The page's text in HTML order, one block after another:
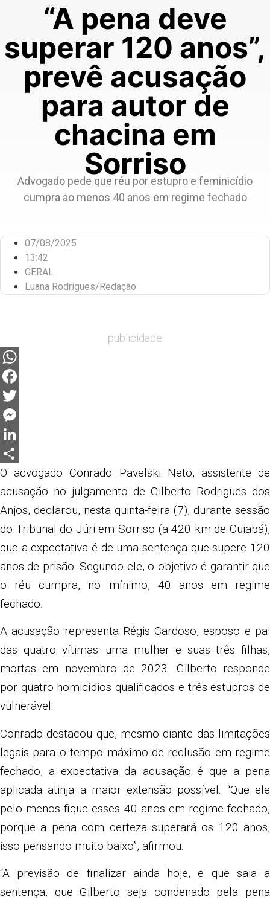
“A pena deve
superar 120 anos”,
prevê acusação
para autor de
chacina em
Sorriso
Advogado pede que réu por estupro e feminicídio
cumpra ao menos 40 anos em regime fechado
07/08/2025
13:42
GERAL
Luana Rodrigues/Redação
publicidade
WhatsApp
Facebook
Twitter
Messenger
LinkedIn
Share
O advogado Conrado Pavelski Neto, assistente de
acusação no julgamento de Gilberto Rodrigues dos
Anjos, declarou, nesta quinta-feira (7), durante sessão
do Tribunal do Júri em Sorriso (a 420 km de Cuiabá),
que a expectativa é de uma sentença que supere 120
anos de prisão. Segundo ele, o objetivo é garantir que
o réu cumpra, no mínimo, 40 anos em regime
fechado.
A acusação representa Régis Cardoso, esposo e pai
das quatro vítimas: uma mulher e suas três filhas,
mortas em novembro de 2023. Gilberto responde
por quatro homicídios qualificados e três estupros de
vulnerável.
Conrado destacou que, mesmo diante das limitações
legais para o tempo máximo de reclusão em regime
fechado, a expectativa da acusação é que a pena
aplicada atinja a maior extensão possível. “Que ele
pelo menos fique esses 40 anos em regime fechado,
porque a pena com certeza superará os 120 anos,
isso pensando muito baixo”, afirmou.
“A previsão de finalizar ainda hoje, e que saia a
sentença, que Gilberto seja condenado pela pena